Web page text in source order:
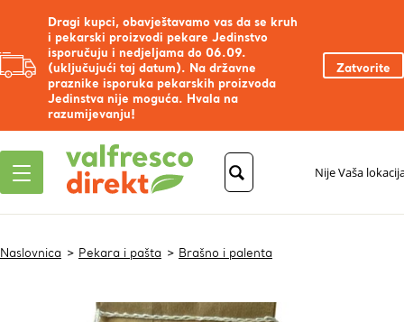
Dragi kupci, obavještavamo vas da se kruh
i pekarski proizvodi pekare Jedinstvo
isporučuju i nedjeljama do 06.09.
(uključujući taj datum). Na državne
praznike isporuka pekarskih proizvoda
Jedinstva nije moguća. Hvala na
razumijevanju!
Zatvorite
Nije Vaša
Naslovnica Pekara i pašta Brašno i palenta